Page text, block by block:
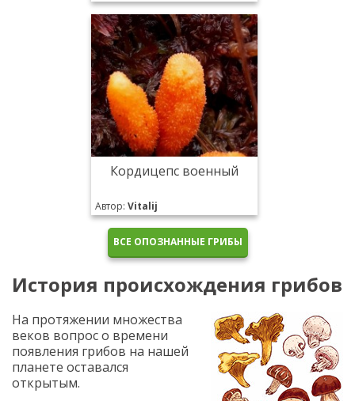
Кордицепс военный
Автор: Vitalij
ВСЕ ОПОЗНАННЫЕ ГРИБЫ
История происхождения грибов
На протяжении множества
веков вопрос о времени
появления грибов на нашей
планете оставался
открытым.